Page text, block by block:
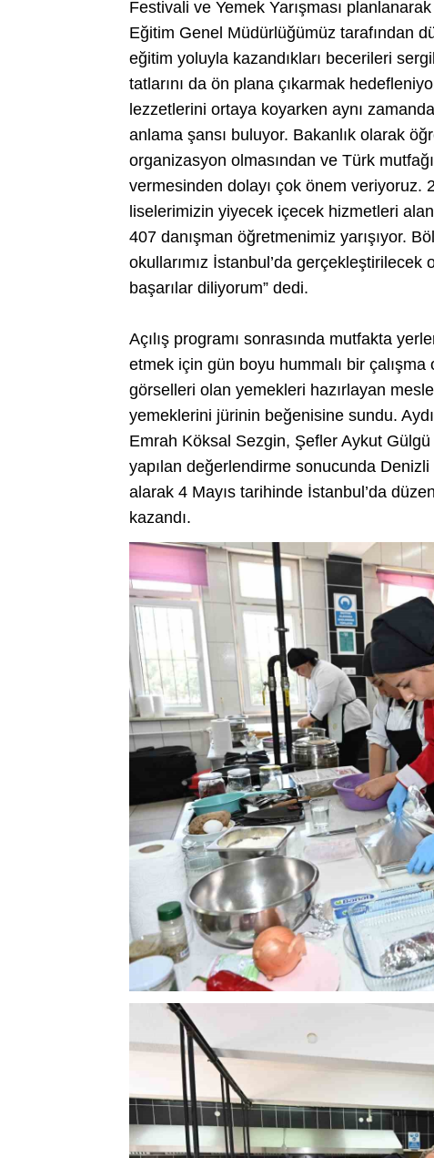
Festivali ve Yemek Yarışması
Eğitim Genel Müdürlüğümüz tarafından
eğitim yoluyla kazandıkları becerileri
tatlarını da ön plana çıkarmak
lezzetlerini ortaya koyarken aynı
anlama şansı buluyor. Bakanlık olarak
organizasyon olmasından ve Türk
vermesinden dolayı çok önem
liselerimizin yiyecek içecek hizmetleri
407 danışman öğretmenimiz yarışıyor.
okullarımız İstanbul’da
başarılar diliyorum” dedi.
Açılış programı sonrasında mutfakta
etmek için gün boyu hummalı bir
görselleri olan yemekleri hazırlayan
yemeklerini jürinin beğenisine sundu.
Emrah Köksal Sezgin, Şefler Aykut
yapılan değerlendirme sonucunda
alarak 4 Mayıs tarihinde İstanbul’da
kazandı.